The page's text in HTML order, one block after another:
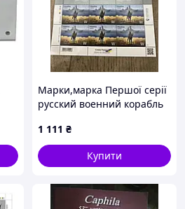
Марки,марка Першої серії
русский военний корабль
1 111 ₴
Купити